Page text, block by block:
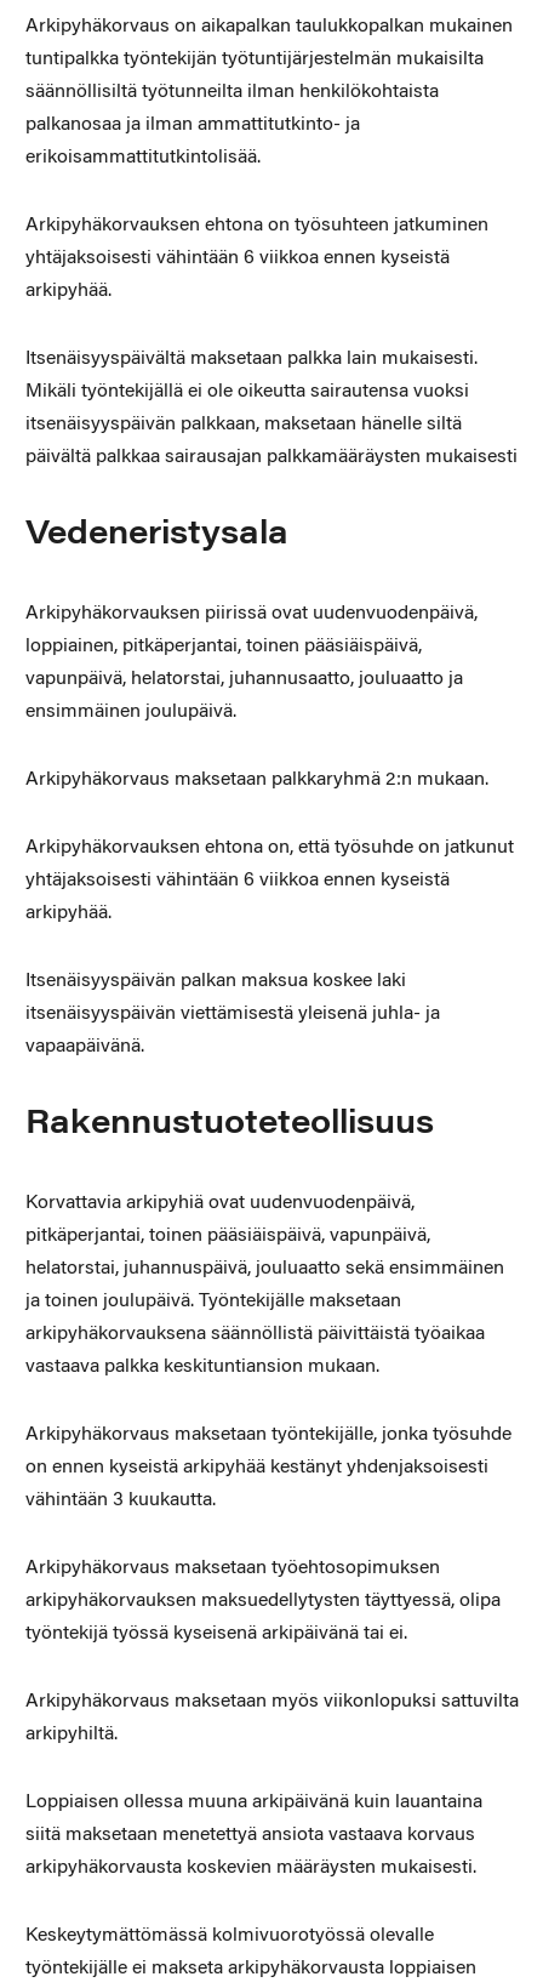
Arkipyhäkorvaus on aikapalkan taulukkopalkan mukainen
tuntipalkka työntekijän työtuntijärjestelmän mukaisilta
säännöllisiltä työtunneilta ilman henkilökohtaista
palkanosaa ja ilman ammattitutkinto- ja
erikoisammattitutkintolisää.
Arkipyhäkorvauksen ehtona on työsuhteen jatkuminen
yhtäjaksoisesti vähintään 6 viikkoa ennen kyseistä
arkipyhää.
Itsenäisyyspäivältä maksetaan palkka lain mukaisesti.
Mikäli työntekijällä ei ole oikeutta sairautensa vuoksi
itsenäisyyspäivän palkkaan, maksetaan hänelle siltä
päivältä palkkaa sairausajan palkkamääräysten mukaisesti
Vedeneristysala
Arkipyhäkorvauksen piirissä ovat uudenvuodenpäivä,
loppiainen, pitkäperjantai, toinen pääsiäispäivä,
vapunpäivä, helatorstai, juhannusaatto, jouluaatto ja
ensimmäinen joulupäivä.
Arkipyhäkorvaus maksetaan palkkaryhmä 2:n mukaan.
Arkipyhäkorvauksen ehtona on, että työsuhde on jatkunut
yhtäjaksoisesti vähintään 6 viikkoa ennen kyseistä
arkipyhää.
Itsenäisyyspäivän palkan maksua koskee laki
itsenäisyyspäivän viettämisestä yleisenä juhla- ja
vapaapäivänä.
Rakennustuoteteollisuus
Korvattavia arkipyhiä ovat uudenvuodenpäivä,
pitkäperjantai, toinen pääsiäispäivä, vapunpäivä,
helatorstai, juhannuspäivä, jouluaatto sekä ensimmäinen
ja toinen joulupäivä. Työntekijälle maksetaan
arkipyhäkorvauksena säännöllistä päivittäistä työaikaa
vastaava palkka keskituntiansion mukaan.
Arkipyhäkorvaus maksetaan työntekijälle, jonka työsuhde
on ennen kyseistä arkipyhää kestänyt yhdenjaksoisesti
vähintään 3 kuukautta.
Arkipyhäkorvaus maksetaan työehtosopimuksen
arkipyhäkorvauksen maksuedellytysten täyttyessä, olipa
työntekijä työssä kyseisenä arkipäivänä tai ei.
Arkipyhäkorvaus maksetaan myös viikonlopuksi sattuvilta
arkipyhiltä.
Loppiaisen ollessa muuna arkipäivänä kuin lauantaina
siitä maksetaan menetettyä ansiota vastaava korvaus
arkipyhäkorvausta koskevien määräysten mukaisesti.
Keskeytymättömässä kolmivuorotyössä olevalle
työntekijälle ei makseta arkipyhäkorvausta loppiaisen